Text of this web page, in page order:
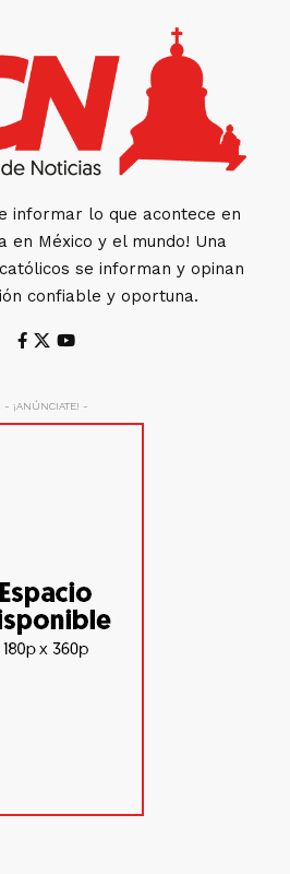
informar lo que acontece en
en México y el mundo! Una
se informan y opinan
confiable y oportuna.
- ¡ANÚNCIATE! -